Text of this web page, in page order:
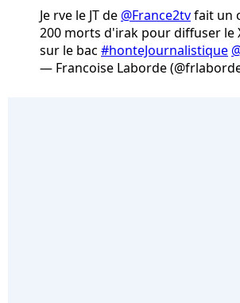
Je rve le JT de @France2tvfait un
200 morts d'irak pour diffuser le
sur le bac #honteJournalistique
— Francoise Laborde